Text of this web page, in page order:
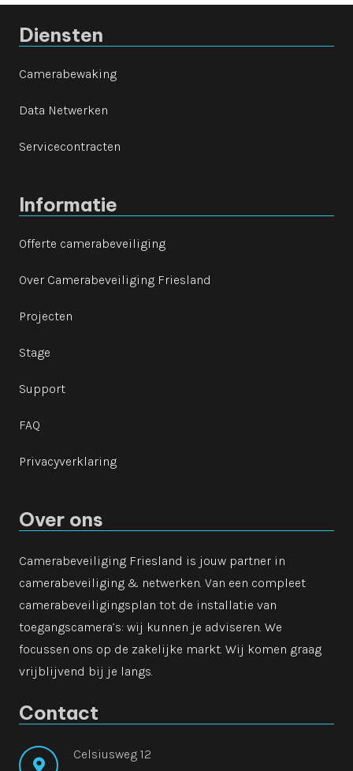
Diensten
Camerabewaking
Data Netwerken
Servicecontracten
Informatie
Offerte camerabeveiliging
Over Camerabeveiliging Friesland
Projecten
Stage
Support
FAQ
Privacyverklaring
Over ons
Camerabeveiliging Friesland is jouw partner in
camerabeveiliging & netwerken. Van een compleet
camerabeveiligingsplan tot de installatie van
toegangscamera’s: wij kunnen je adviseren. We
focussen ons op de zakelijke markt. Wij komen graag
vrijblijvend bij je langs.
Contact
Celsiusweg 12